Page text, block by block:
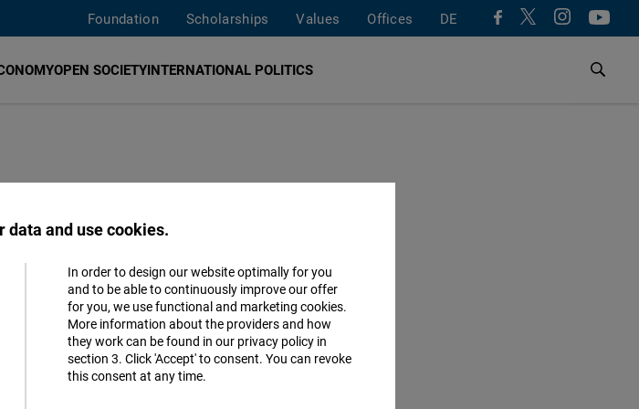
Foundation Scholarships Values Offices DE
OPEN SOCIETYINTERNATIONAL POLITICS
도
data and use cookies.
In order to design our website optimally for you
and to be able to continuously improve our offer
for you, we use functional and marketing cookies.
More information about the providers and how
they work can be found in our privacy policy in
section 3. Click 'Accept' to consent. You can revoke
this consent at any time.
Matomo
Facebook
Accept